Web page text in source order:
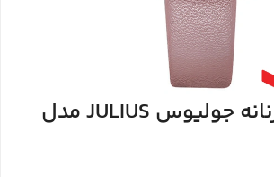
ساعت مچی زنانه جولیوس JULIUS مدل